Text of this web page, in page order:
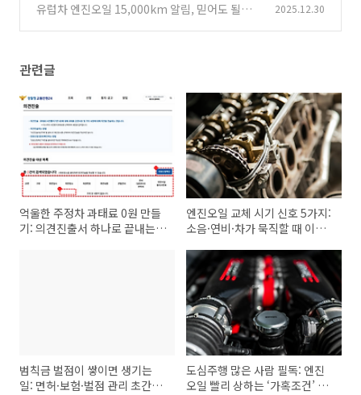
‘가혹조건’ 체크리스트 (1)
유럽차 엔진오일 15,000km 알림, 믿어도 될까?
2025.12.30
관련글
억울한 주정차 과태료 0원 만들
기: 의견진출서 하나로 끝내는
엔진오일 교체 시기 신호 5가지:
소음·연비·차가 묵직할 때 이미
범칙금 벌점이 쌓이면 생기는
일: 면허·보험·벌점 관리 초간단
도심주행 많은 사람 필독: 엔진
오일 빨리 상하는 ‘가혹조건’ 체